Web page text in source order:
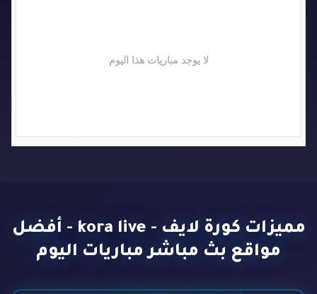
لا يوجد مباريات هذا اليوم
مميزات كورة لايف - kora live - أفضل
مواقع بث مباشر مباريات اليوم